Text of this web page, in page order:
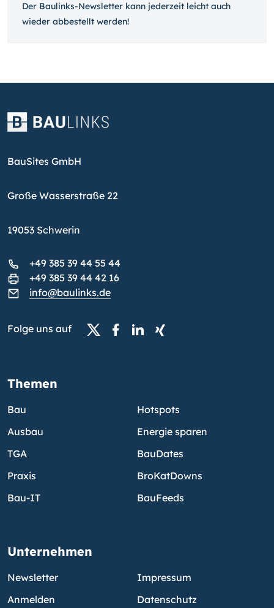
Der Baulinks-Newsletter kann jeder­zeit leicht auch
wieder ab­bestellt werden!
BauSites GmbH
Große Wasserstraße 22
19053 Schwerin
+49 385 39 44 55 44
+49 385 39 44 42 16
info@baulinks.de
Folge uns auf
Themen
Bau
Ausbau
TGA
Praxis
Bau-IT
Hotspots
Energie sparen
BauDates
BroKatDowns
BauFeeds
Unternehmen
Newsletter
Anmelden
Impressum
Datenschutz